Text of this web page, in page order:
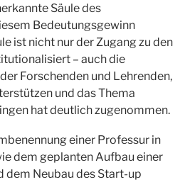
Säule des
Bedeutungsgewinn
ist nicht nur der Zugang zu den
– auch die
Forschenden und Lehrenden,
und das Thema
hat deutlich zugenommen.
einer Professur in
dem geplanten Aufbau einer
Neubau des Start-up